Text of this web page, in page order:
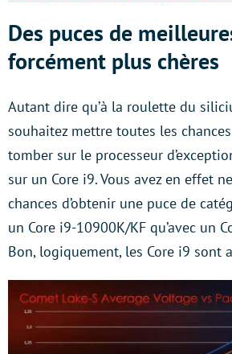
Des puces de
forcément plus chères
Autant dire qu’à la roulette du
souhaitez mettre toutes les
tomber sur le processeur
sur un Core i9. Vous avez en effet
chances d’obtenir une puce de
un Core i9-10900K/KF qu’avec un
Bon, logiquement, les Core i9 sont